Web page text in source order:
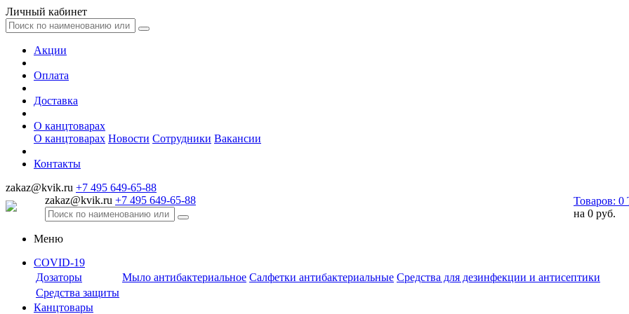
Личный кабинет
Акции
Оплата
Доставка
О канцтоварах
О канцтоварах Новости Сотрудники Вакансии
Контакты
zakaz@kvik.ru +7 495 649-65-88
zakaz@kvik.ru +7 495 649-65-88 Товаров: 0
на 0 руб.
Меню
COVID-19
Дозаторы
Мыло антибактериальное Салфетки антибактериальные Средства для дезинфекции и антисептики
Средства защиты
Канцтовары